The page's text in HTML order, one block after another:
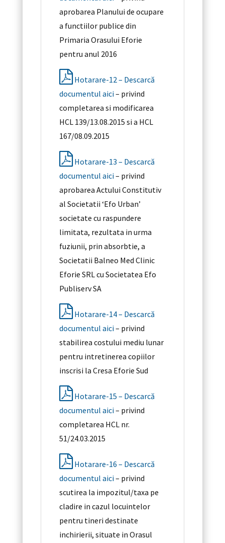
aprobarea Planului de ocupare
a functiilor publice din
Primaria Orasului Eforie
pentru anul 2016
Hotarare-12 – Descarcă
documentul aici– privind
completarea si modificarea
HCL 139/13.08.2015 si a HCL
167/08.09.2015
Hotarare-13 – Descarcă
documentul aici– privind
aprobarea Actului Constitutiv
al Societatii ‘Efo Urban’
societate cu raspundere
limitata, rezultata in urma
fuziunii, prin absorbtie, a
Societatii Balneo Med Clinic
Eforie SRL cu Societatea Efo
Publiserv SA
Hotarare-14 – Descarcă
documentul aici– privind
stabilirea costului mediu lunar
pentru intretinerea copiilor
inscrisi la Cresa Eforie Sud
Hotarare-15 – Descarcă
documentul aici– privind
completarea HCL nr.
51/24.03.2015
Hotarare-16 – Descarcă
documentul aici– privind
scutirea la impozitul/taxa pe
cladire in cazul locuintelor
pentru tineri destinate
inchirierii, situate in Orasul